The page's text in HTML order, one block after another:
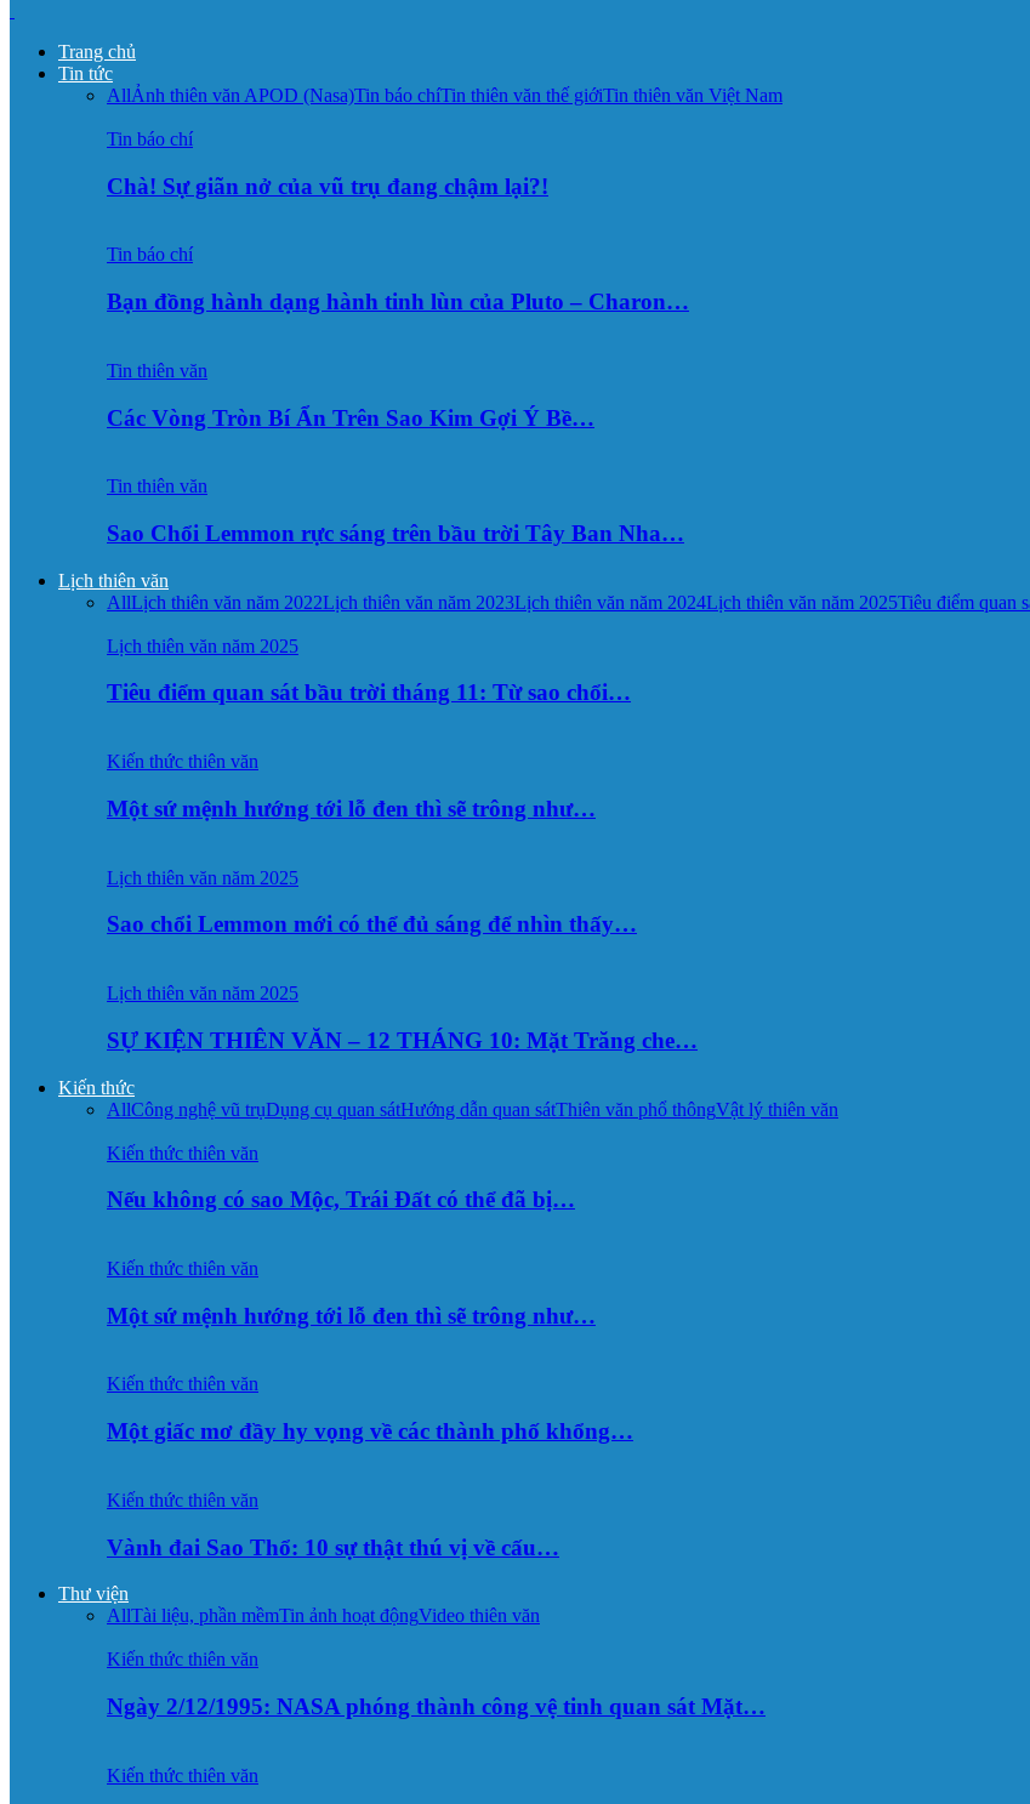
Trang chủ
Tin tức
AllẢnh thiên văn APOD (Nasa)Tin báo chíTin thiên văn thế giớiTin thiên văn Việt Nam
Tin báo chí
Chà! Sự giãn nở của vũ trụ đang chậm lại?!
Tin báo chí
Bạn đồng hành dạng hành tinh lùn của Pluto – Charon…
Tin thiên văn
Các Vòng Tròn Bí Ẩn Trên Sao Kim Gợi Ý Bề…
Tin thiên văn
Sao Chổi Lemmon rực sáng trên bầu trời Tây Ban Nha…
Lịch thiên văn
AllLịch thiên văn năm 2022Lịch thiên văn năm 2023Lịch thiên văn năm 2024Lịch thiên văn năm 2025Tiêu điểm quan
Lịch thiên văn năm 2025
Tiêu điểm quan sát bầu trời tháng 11: Từ sao chổi…
Kiến thức thiên văn
Một sứ mệnh hướng tới lỗ đen thì sẽ trông như…
Lịch thiên văn năm 2025
Sao chổi Lemmon mới có thể đủ sáng để nhìn thấy…
Lịch thiên văn năm 2025
SỰ KIỆN THIÊN VĂN – 12 THÁNG 10: Mặt Trăng che…
Kiến thức
AllCông nghệ vũ trụDụng cụ quan sátHướng dẫn quan sátThiên văn phổ thôngVật lý thiên văn
Kiến thức thiên văn
Nếu không có sao Mộc, Trái Đất có thể đã bị…
Kiến thức thiên văn
Một sứ mệnh hướng tới lỗ đen thì sẽ trông như…
Kiến thức thiên văn
Một giấc mơ đầy hy vọng về các thành phố khổng…
Kiến thức thiên văn
Vành đai Sao Thổ: 10 sự thật thú vị về cấu…
Thư viện
AllTài liệu, phần mềmTin ảnh hoạt độngVideo thiên văn
Kiến thức thiên văn
Ngày 2/12/1995: NASA phóng thành công vệ tinh quan sát Mặt…
Kiến thức thiên văn